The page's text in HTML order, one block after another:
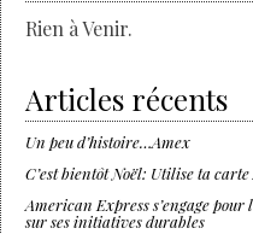
Rien à Venir.
Articles récents
Un peu d’histoire…Amex
C’est bientôt Noël: Utilise ta
American Express s’engage
sur ses initiatives durables